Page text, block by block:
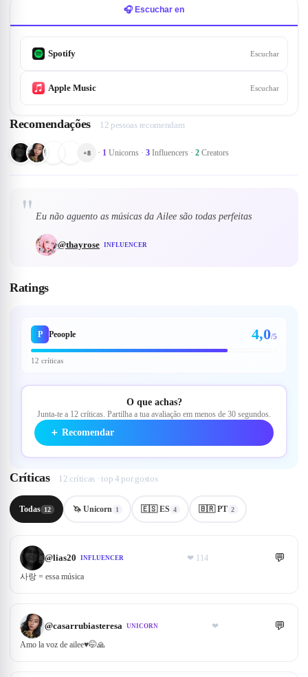
🎧 Escuchar en
Spotify Escuchar
Apple Music Escuchar
Recomendações 12 pessoas recomendam
+8 · 1 Unicorns · 3 Influencers · 2 Creators
" Eu não aguento as músicas da Ailee são todas perfeitas
@thayrose INFLUENCER
Ratings
P Peoople 4,0/5
12 críticas
O que achas?
Junta-te a 12 críticas. Partilha a tua avaliação em menos de 30 segundos.
＋ Recomendar
Críticas 12 críticas · top 4 por gostos
Todas 12 🦄 Unicorn 1 🇪🇸 ES 4 🇧🇷 PT 2
@lias20 INFLUENCER ❤ 114 💬
사랑 = essa música
@casarrubiasteresa UNICORN ❤ 💬
Amo la voz de ailee♥️🤭🙏